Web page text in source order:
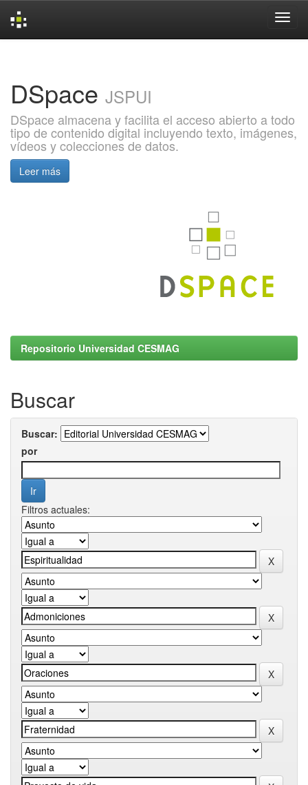
DSpace JSPUI
DSpace almacena y facilita el acceso abierto a todo
tipo de contenido digital incluyendo texto, imágenes,
vídeos y colecciones de datos.
Leer más
Repositorio Universidad CESMAG
Buscar
Buscar:
por
Filtros actuales: